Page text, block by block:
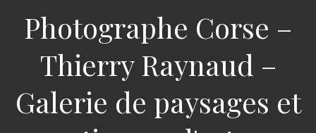
Photographe Corse –
Thierry Raynaud –
Galerie de paysages et